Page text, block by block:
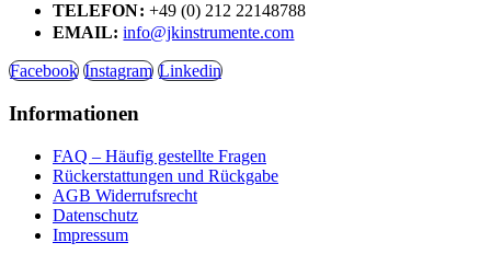
TELEFON: +49 (0) 212 22148788
EMAIL: info@jkinstrumente.com
Facebook Instagram Linkedin
Informationen
FAQ – Häufig gestellte Fragen
Rückerstattungen und Rückgabe
AGB Widerrufsrecht
Datenschutz
Impressum